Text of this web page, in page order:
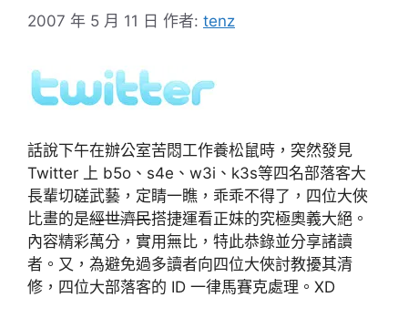
2007 年 5 月 11 日 作者: tenz
話說下午在辦公室苦悶工作養松鼠時，突然發見
Twitter 上 b5o、s4e、w3i、k3s等四名部落客大
長輩切磋武藝，定睛一瞧，乖乖不得了，四位大俠
比畫的是經世濟民搭捷運看正妹的究極奧義大絕。
內容精彩萬分，實用無比，特此恭錄並分享諸讀
者。又，為避免過多讀者向四位大俠討教擾其清
修，四位大部落客的 ID 一律馬賽克處理。XD